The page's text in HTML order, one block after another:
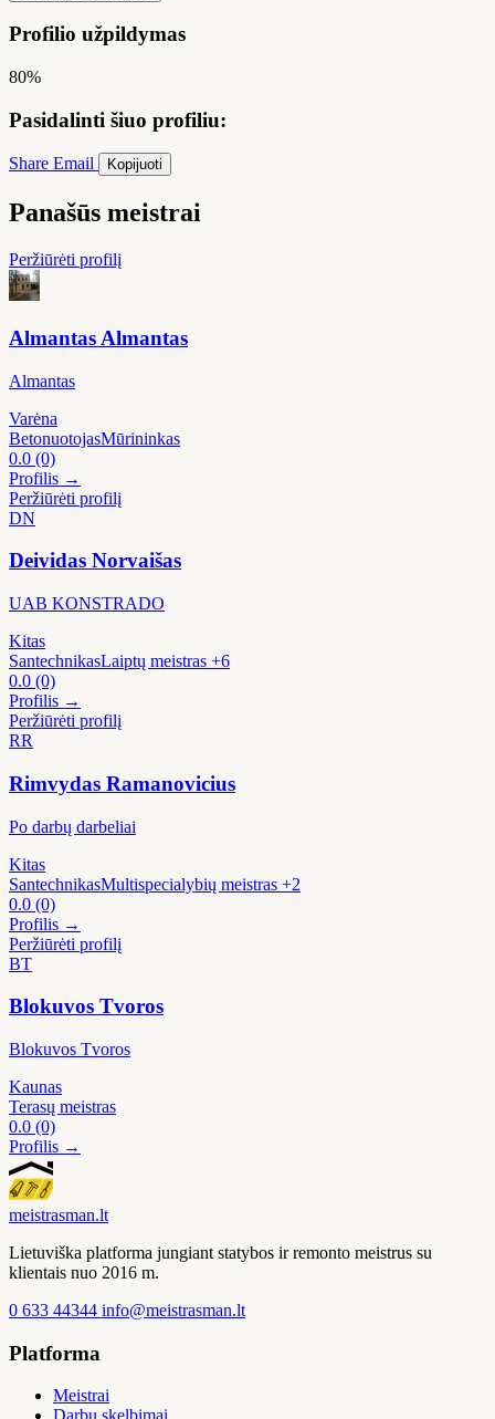
Profilio užpildymas
80%
Pasidalinti šiuo profiliu:
Share Email Kopijuoti
Panašūs meistrai
Peržiūrėti profilį
Almantas Almantas
Almantas
Varėna
BetonuotojasMūrininkas
0.0 (0)
Profilis →
Peržiūrėti profilį
DN
Deividas Norvaišas
UAB KONSTRADO
Kitas
SantechnikasLaiptų meistras +6
0.0 (0)
Profilis →
Peržiūrėti profilį
RR
Rimvydas Ramanovicius
Po darbų darbeliai
Kitas
SantechnikasMultispecialybių meistras +2
0.0 (0)
Profilis →
Peržiūrėti profilį
BT
Blokuvos Tvoros
Blokuvos Tvoros
Kaunas
Terasų meistras
0.0 (0)
Profilis →
meistrasman.lt
Lietuviška platforma jungiant statybos ir remonto meistrus su
klientais nuo 2016 m.
0 633 44344 info@meistrasman.lt
Platforma
Meistrai